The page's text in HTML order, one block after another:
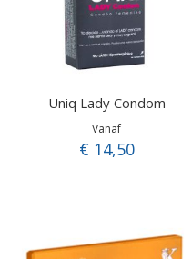
Uniq Lady Condom
Vanaf
€ 14,50